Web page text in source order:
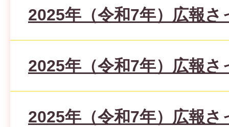
2025年（令和7年）広報さ
2025年（令和7年）広報さ
2025年（令和7年）広報さ